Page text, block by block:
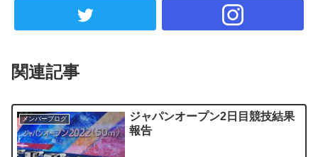
関連記事
メンバーブログ
ジャパンオープン2日目競技結果
報告